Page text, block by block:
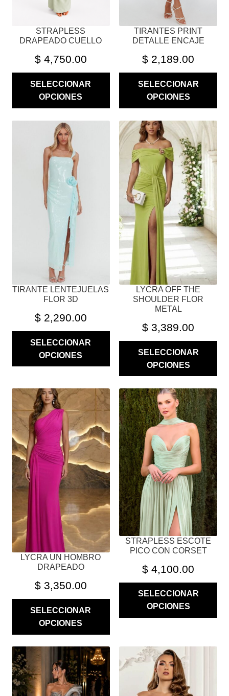
STRAPLESS
DRAPEADO CUELLO
$4,750.00
SELECCIONAR
OPCIONES
TIRANTES PRINT
DETALLE ENCAJE
$ 2,189.00
SELECCIONAR
OPCIONES
TIRANTE LENTEJUELAS
FLOR 3D
$2,290.00
SELECCIONAR
OPCIONES
PRODUCTO
MÚLTIPLES
VARIANTES.
OPCIONES
DE
LYCRA OFF THE
SHOULDER FLOR
METAL
$ 3,389.00
SELECCIONAR
OPCIONES
ESTE
PRODUCTO
TIENE
MÚLTIPLES
VARIANTES.
LAS
OPCIONES
SE
PUEDEN
ELEGIR
EN
PÁGINA
PRODUCTO
LYCRA UN HOMBRO
DRAPEADO
$3,350.00
SELECCIONAR
OPCIONES
ESTE
PRODUCTO
TIENE
MÚLTIPLES
VARIANTES.
LAS
OPCIONES
SE
PUEDEN
ELEGIR
EN
LA
PÁGINA
DE
STRAPLESS ESCOTE
PICO CON CORSET
$ 4,100.00
SELECCIONAR
OPCIONES
ESTE
PRODUCTO
TIENE
MÚLTIPLES
VARIANTES.
LAS
OPCIONES
SE
PUEDEN
ELEGIR
EN
LA
PÁGINA
PRODUCTO
ESTE
PRODUCTO
TIENE
MÚLTIPLES
ESTE
PRODUCTO
MÚLTIPLES